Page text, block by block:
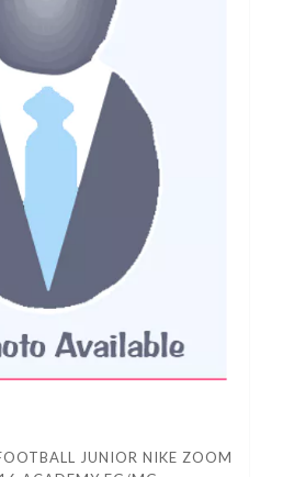
JUNIOR NIKE ZOOM